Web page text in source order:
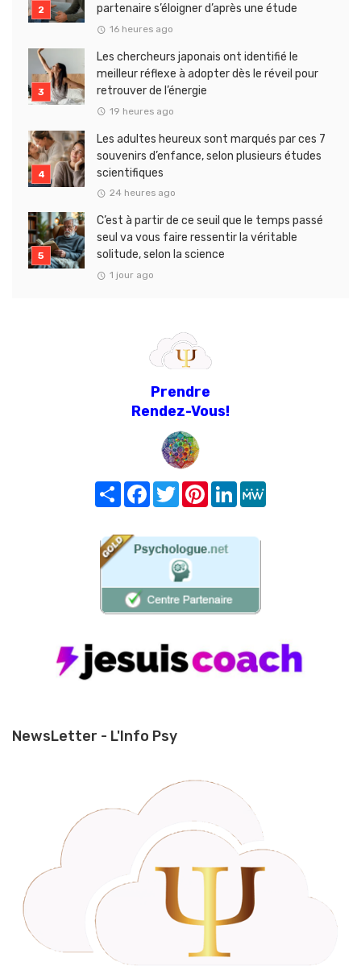
partenaire s’éloigner d’après une étude
16 heures ago
Les chercheurs japonais ont identifié le
meilleur réflexe à adopter dès le réveil pour
retrouver de l’énergie
19 heures ago
Les adultes heureux sont marqués par ces 7
souvenirs d’enfance, selon plusieurs études
scientifiques
24 heures ago
C’est à partir de ce seuil que le temps passé
seul va vous faire ressentir la véritable
solitude, selon la science
1 jour ago
Prendre
Rendez-Vous!
Share FacebookTwitterPinterest
LinkedIn
NewsLetter - L'Info Psy